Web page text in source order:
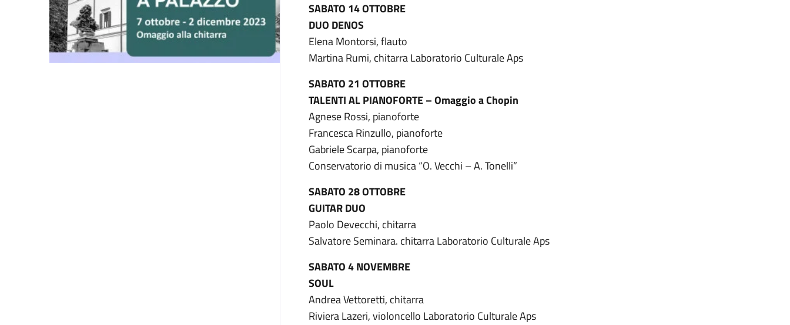
SABATO 14 OTTOBRE
DUO DENOS
Elena Montorsi, flauto
Martina Rumi, chitarra Laboratorio Culturale Aps
SABATO 21 OTTOBRE
TALENTI AL PIANOFORTE – Omaggio a Chopin
Agnese Rossi, pianoforte
Francesca Rinzullo, pianoforte
Gabriele Scarpa, pianoforte
Conservatorio di musica “O. Vecchi – A. Tonelli”
SABATO 28 OTTOBRE
GUITAR DUO
Paolo Devecchi, chitarra
Salvatore Seminara. chitarra Laboratorio Culturale Aps
SABATO 4 NOVEMBRE
SOUL
Andrea Vettoretti, chitarra
Riviera Lazeri, violoncello Laboratorio Culturale Aps